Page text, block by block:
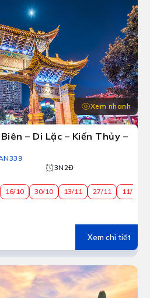
Xem nhanh
– Di Lặc – Kiến Thủy –
3N2Đ
16/10 30/10 13/11 27/11 11/12
Xem chi tiết